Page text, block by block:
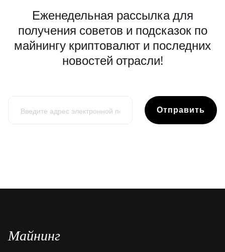
Еженедельная рассылка для
получения советов и подсказок по
майнингу криптовалют и последних
новостей отрасли!
Отправить
Майнинг